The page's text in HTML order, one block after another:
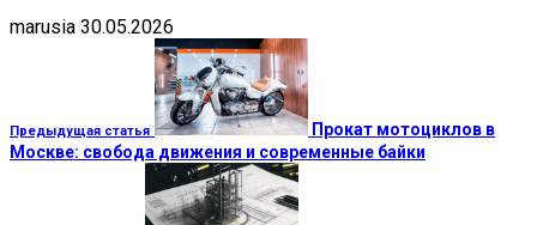
marusia 30.05.2026
Предыдущая статья
Прокат мотоциклов в
Москве: свобода движения и современные байки